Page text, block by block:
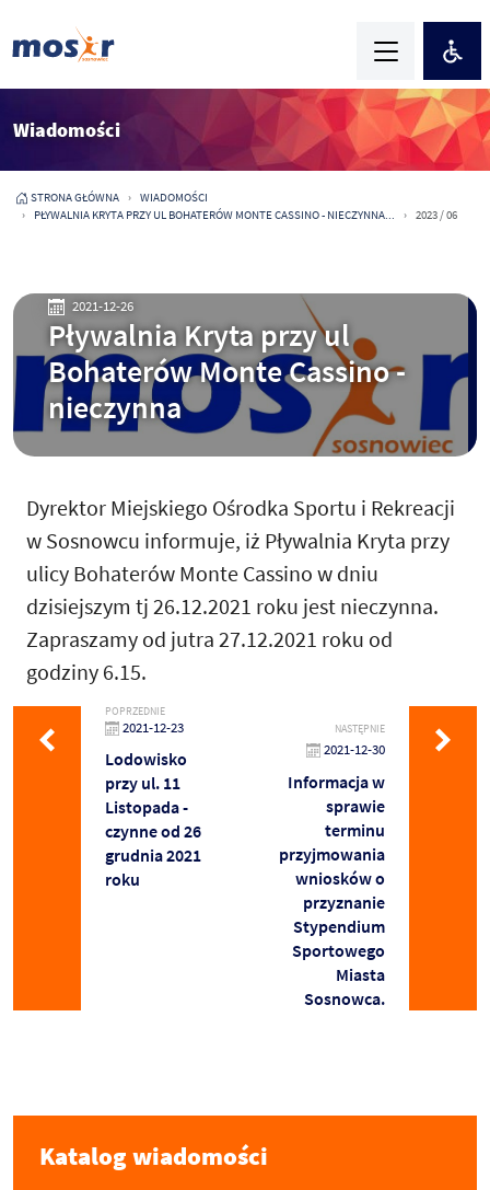
Wiadomości
STRONA GŁÓWNA
WIADOMOŚCI
PŁYWALNIA KRYTA PRZY UL BOHATERÓW MONTE CASSINO - NIECZYNNA...
2023 / 06
2021-12-26
Pływalnia Kryta przy ul
Bohaterów Monte Cassino -
nieczynna
Dyrektor Miejskiego Ośrodka Sportu i Rekreacji
w Sosnowcu informuje, iż Pływalnia Kryta przy
ulicy Bohaterów Monte Cassino w dniu
dzisiejszym tj 26.12.2021 roku jest nieczynna.
Zapraszamy od jutra 27.12.2021 roku od
godziny 6.15.
POPRZEDNIE
2021-12-23
Lodowisko
przy ul. 11
Listopada -
czynne od 26
grudnia 2021
roku
NASTĘPNIE
2021-12-30
Informacja w
sprawie
terminu
przyjmowania
wniosków o
przyznanie
Stypendium
Sportowego
Miasta
Sosnowca.
Katalog wiadomości